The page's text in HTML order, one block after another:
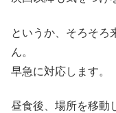
というか、そろそろ
ん。
早急に対応します。
昼食後、場所を移動